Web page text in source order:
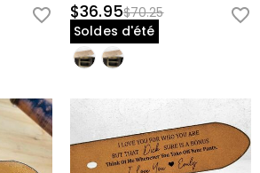
$36.95$70.25
Soldes d'été